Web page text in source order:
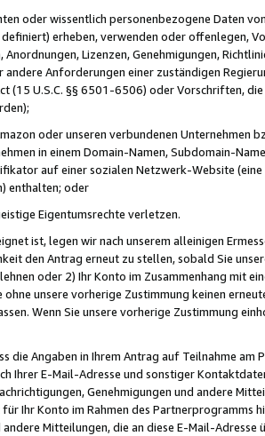
oder wissentlich personenbezogene Daten
erheben, verwenden oder offenlegen,
Anordnungen, Lizenzen, Genehmigungen,
andere Anforderungen einer zuständigen
(15 U.S.C. §§ 6501-6506) oder Vorschriften,
oder unseren verbundenen Unternehmen
in einem Domain-Namen, Subdomain-
auf einer sozialen Netzwerk-Website
enthalten; oder
Eigentumsrechte verletzen.
ist, legen wir nach unserem alleinigen
den Antrag erneut zu stellen, sobald Sie
oder 2) Ihr Konto im Zusammenhang mit
ohne unsere vorherige Zustimmung keinen
Wenn Sie unsere vorherige Zustimmung
die Angaben in Ihrem Antrag auf Teilnahme
Ihrer E-Mail-Adresse und sonstiger
Genehmigungen und andere
Ihr Konto im Rahmen des Partnerprogramms
andere Mitteilungen, die an diese E-Mail-